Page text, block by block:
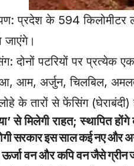
प्रदेश के 594
दोनों पटरियों पर प्रत्येक
आम, अर्जुन, चिलबिल,
के तारों से फेंसिंग
से मिलेगी राहत; स्थापित
सरकार इस साल कई नए और
ऊर्जा वन और कपि वनजैसे ग्रीन